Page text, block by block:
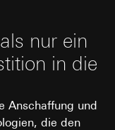
nur ein
in die
Anschaffung und
die den
Website,
Website
berechtigte Interessen:
S. 1 TDDDG
Daten: Art. 6
Geräte-
Referrer-
berechtigte